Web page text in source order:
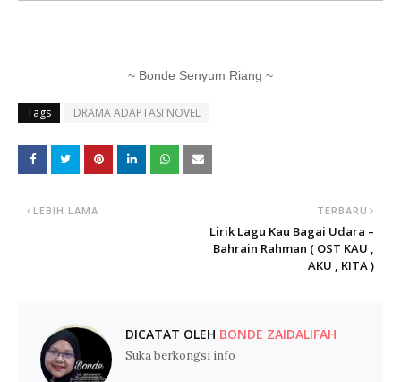
~ Bonde Senyum Riang ~
Tags DRAMA ADAPTASI NOVEL
TERBARU
Lirik Lagu Kau Bagai Udara –
Bahrain Rahman ( OST KAU ,
AKU , KITA )
LEBIH LAMA
DICATAT OLEH BONDE ZAIDALIFAH
Suka berkongsi info